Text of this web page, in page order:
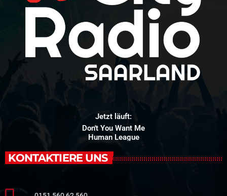
Jetzt läuft:
Don't You Want Me
Human League
KONTAKTIERE UNS